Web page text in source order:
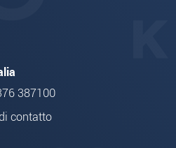
387100
contatto